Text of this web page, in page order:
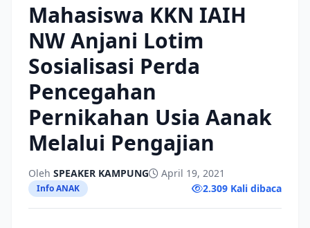
Mahasiswa KKN IAIH
NW Anjani Lotim
Sosialisasi Perda
Pencegahan
Pernikahan Usia Aanak
Melalui Pengajian
Oleh SPEAKER KAMPUNG April 19, 2021
Info ANAK 2.309 Kali dibaca